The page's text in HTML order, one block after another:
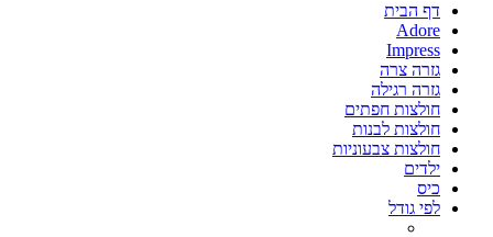
דף הבית
Adore
Impress
גזרה צרה
גזרה רגילה
חולצות חפתים
חולצות לבנות
חולצות צבעוניות
ילדים
כיס
לפי גודל